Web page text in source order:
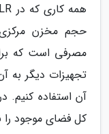
حجم مخزن مرکزی
تجهیزات دیگر به
کل فضای موجود را